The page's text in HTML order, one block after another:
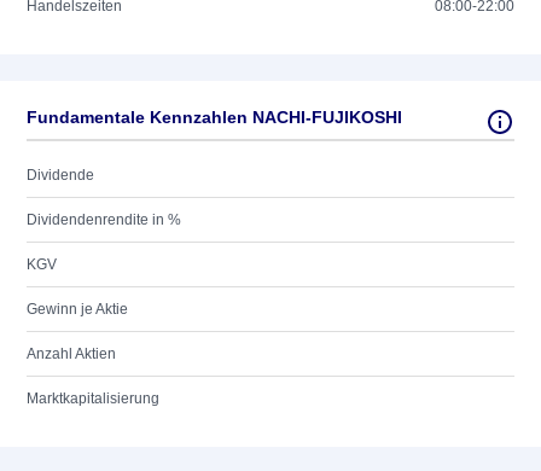
Handelszeiten 08:00-22:00
Fundamentale Kennzahlen NACHI-FUJIKOSHI
Dividende
Dividendenrendite in %
KGV
Gewinn je Aktie
Anzahl Aktien
Marktkapitalisierung